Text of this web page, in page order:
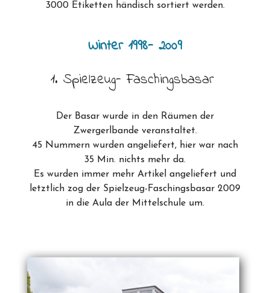
3000 Etiketten händisch sortiert werden.
Winter 1998- 2009
1. Spielzeug- Faschingsbasar
Der Basar wurde in den Räumen der
Zwergerlbande veranstaltet.
45 Nummern wurden angeliefert, hier war nach
35 Min. nichts mehr da.
Es wurden immer mehr Artikel angeliefert und
letztlich zog der Spielzeug-Faschingsbasar 2009
in die Aula der Mittelschule um.